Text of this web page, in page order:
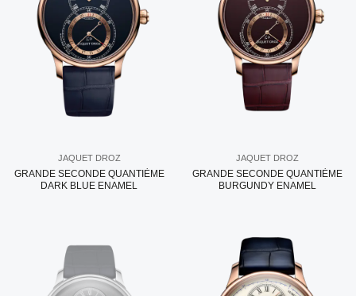
JAQUET DROZ
GRANDE SECONDE QUANTIÈME
DARK BLUE ENAMEL
JAQUET DROZ
GRANDE SECONDE QUANTIÈME
BURGUNDY ENAMEL